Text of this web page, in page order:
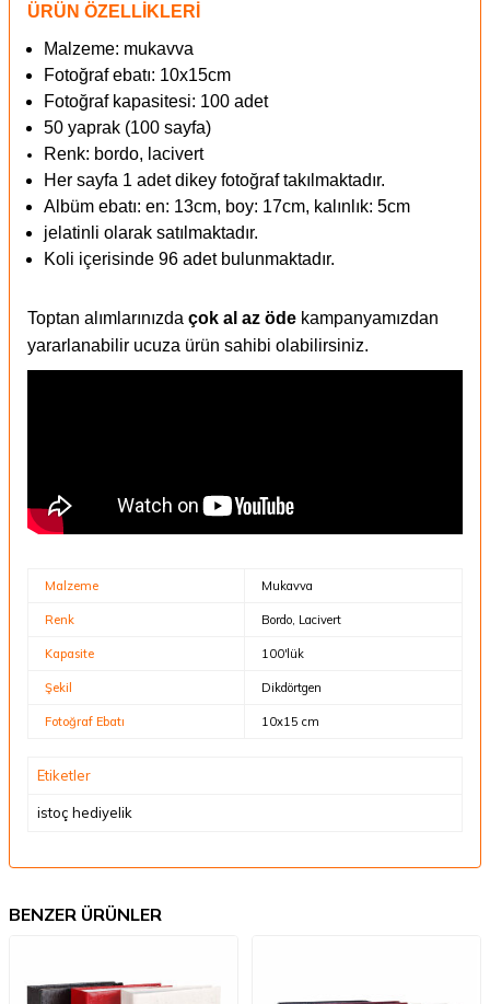
ÜRÜN ÖZELLİKLERİ
Malzeme: mukavva
Fotoğraf ebatı: 10x15cm
Fotoğraf kapasitesi: 100 adet
50 yaprak (100 sayfa)
Renk: bordo, lacivert
Her sayfa 1 adet dikey fotoğraf takılmaktadır.
Albüm ebatı: en: 13cm, boy: 17cm, kalınlık: 5cm
jelatinli olarak satılmaktadır.
Koli içerisinde 96 adet bulunmaktadır.
Toptan alımlarınızda çok al az öde kampanyamızdan
yararlanabilir ucuza ürün sahibi olabilirsiniz.
Malzeme Mukavva
Renk Bordo, Lacivert
Kapasite 100'lük
Şekil Dikdörtgen
Fotoğraf Ebatı 10x15 cm
Etiketler
istoç hediyelik
BENZER ÜRÜNLER